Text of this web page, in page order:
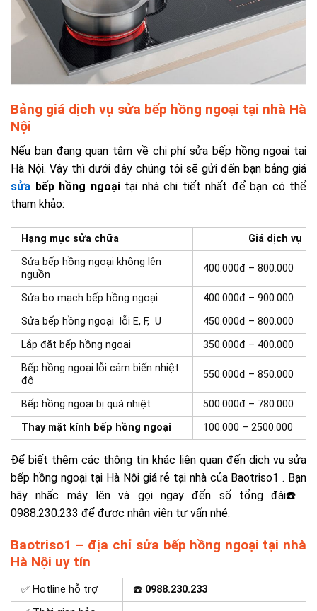
Bảng giá dịch vụ sửa bếp hồng ngoại tại nhà Hà
Nội
Nếu bạn đang quan tâm về chi phí sửa bếp hồng ngoại tại
Hà Nội. Vậy thì dưới đây chúng tôi sẽ gửi đến bạn bảng giá
sửa bếp hồng ngoạitại nhà chi tiết nhất để bạn có thể
tham khảo:
Hạng mục sửa chữa
Giá dịch vụ
Sửa bếp hồng ngoại không lên
nguồn
400.000đ – 800.000
Sửa bo mạch bếp hồng ngoại
400.000đ – 900.000
Sửa bếp hồng ngoại lỗi E, F, U
450.000đ – 800.000
Lắp đặt bếp hồng ngoại
350.000đ – 400.000
Bếp hồng ngoại lỗi cảm biến nhiệt
độ
550.000đ – 850.000
Bếp hồng ngoại bị quá nhiệt
500.000đ – 780.000
Thay mặt kính bếp hồng ngoại
100.000 – 2500.000
Để biết thêm các thông tin khác liên quan đến dịch vụ sửa
bếp hồng ngoại tại Hà Nội giá rẻ tại nhà của Baotriso1 . Bạn
hãy nhấc máy lên và gọi ngay đến số tổng đài☎️
0988.230.233 để được nhân viên tư vấn nhé.
Baotriso1 – địa chỉ sửa bếp hồng ngoại tại nhà
Hà Nội uy tín
✅ Hotline hỗ trợ ☎️ 0988.230.233